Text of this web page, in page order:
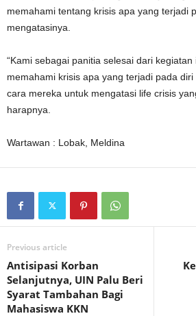
memahami tentang krisis apa yang terjadi
mengatasinya.
“Kami sebagai panitia selesai dari
memahami krisis apa yang terjadi pada
cara mereka untuk mengatasi life crisis
harapnya.
Wartawan : Lobak, Meldina
Previous article
Antisipasi Korban
Selanjutnya, UIN Palu Beri
Syarat Tambahan Bagi
Mahasiswa KKN